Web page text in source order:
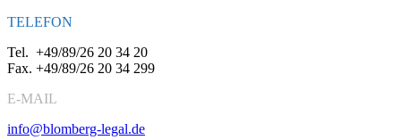
TELEFON
Tel. +49/89/26 20 34 20
Fax. +49/89/26 20 34 299
E-MAIL
info@blomberg-legal.de